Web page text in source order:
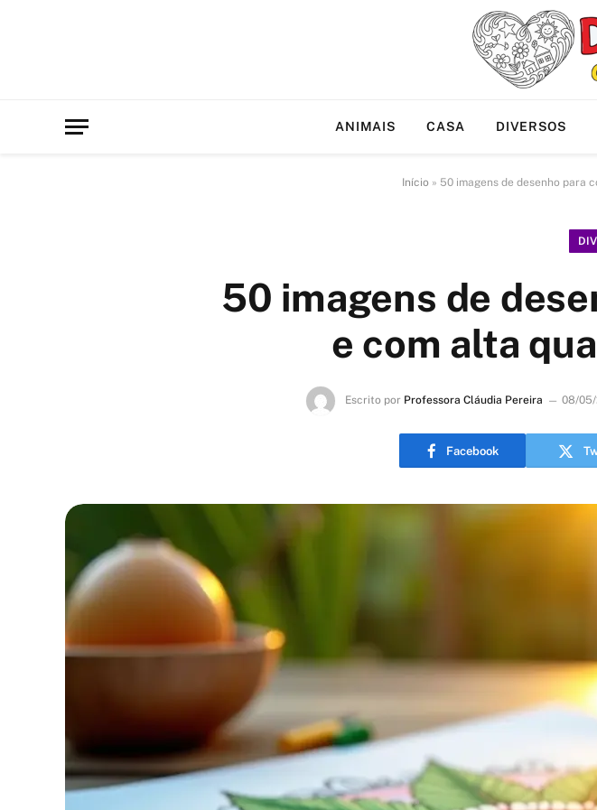
ANIMAIS CASA DIVERSOS
Início » 50 imagens de desenho para
50 imagens de
e com alta
Escrito por Professora Cláudia Pereira 08/05/
Facebook